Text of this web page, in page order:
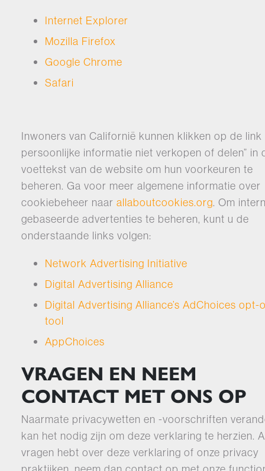
Internet Explorer
Mozilla Firefox
Google Chrome
Safari
Inwoners van Californië kunnen klikken op de link
persoonlijke informatie niet verkopen of delen” in
voettekst van de website om hun voorkeuren te
beheren. Ga voor meer algemene informatie over
cookiebeheer naar allaboutcookies.org. Om
gebaseerde advertenties te beheren, kunt u de
onderstaande links volgen:
Network Advertising Initiative
Digital Advertising Alliance
Digital Advertising Alliance’s AdChoices opt-
tool
AppChoices
VRAGEN EN NEEM
CONTACT MET ONS OP
Naarmate privacywetten en -voorschriften
kan het nodig zijn om deze verklaring te herzien.
vragen hebt over deze verklaring of onze privacy